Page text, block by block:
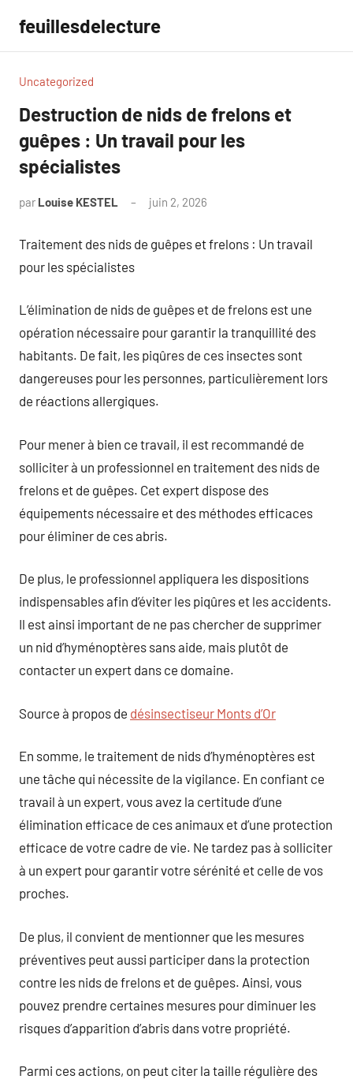
contenu
feuillesdelecture
Uncategorized
Destruction de nids de frelons et
guêpes : Un travail pour les
spécialistes
par Louise KESTEL juin 2, 2026
Traitement des nids de guêpes et frelons : Un travail
pour les spécialistes
L’élimination de nids de guêpes et de frelons est une
opération nécessaire pour garantir la tranquillité des
habitants. De fait, les piqûres de ces insectes sont
dangereuses pour les personnes, particulièrement lors
de réactions allergiques.
Pour mener à bien ce travail, il est recommandé de
solliciter à un professionnel en traitement des nids de
frelons et de guêpes. Cet expert dispose des
équipements nécessaire et des méthodes efficaces
pour éliminer de ces abris.
De plus, le professionnel appliquera les dispositions
indispensables afin d’éviter les piqûres et les accidents.
Il est ainsi important de ne pas chercher de supprimer
un nid d’hyménoptères sans aide, mais plutôt de
contacter un expert dans ce domaine.
Source à propos de désinsectiseur Monts d’Or
En somme, le traitement de nids d’hyménoptères est
une tâche qui nécessite de la vigilance. En confiant ce
travail à un expert, vous avez la certitude d’une
élimination efficace de ces animaux et d’une protection
efficace de votre cadre de vie. Ne tardez pas à solliciter
à un expert pour garantir votre sérénité et celle de vos
proches.
De plus, il convient de mentionner que les mesures
préventives peut aussi participer dans la protection
contre les nids de frelons et de guêpes. Ainsi, vous
pouvez prendre certaines mesures pour diminuer les
risques d’apparition d’abris dans votre propriété.
Parmi ces actions, on peut citer la taille régulière des